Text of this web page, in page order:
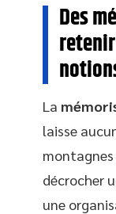
Des
La
laisse
décrocher
une